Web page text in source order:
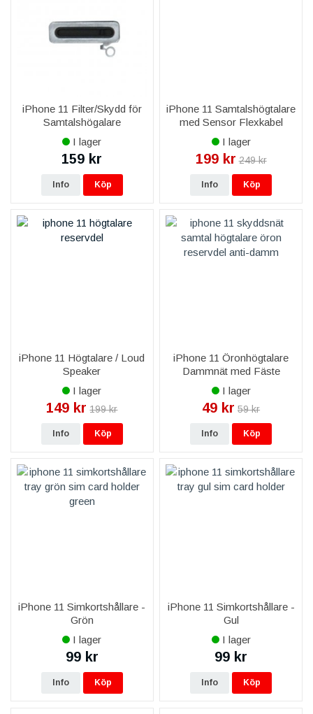
iPhone 11 Filter/Skydd för
Samtalshögalare
I lager
159 kr
Info Köp
iPhone 11 Samtalshögtalare
med Sensor Flexkabel
Komplett
I lager
199 kr 249 kr
Info Köp
iPhone 11 Högtalare / Loud
Speaker
I lager
149 kr 199 kr
Info Köp
iPhone 11 Öronhögtalare
Dammnät med Fäste
I lager
49 kr 59 kr
Info Köp
iPhone 11 Simkortshållare -
Grön
I lager
99 kr
Info Köp
iPhone 11 Simkortshållare -
Gul
I lager
99 kr
Info Köp